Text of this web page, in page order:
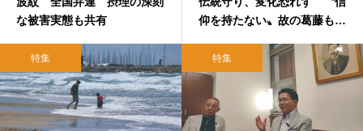
な被害実態も共有
仰を持たない〟故の葛藤も
特集 特集